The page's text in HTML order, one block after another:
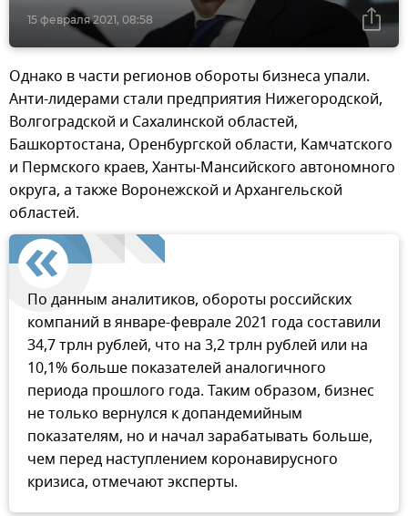
15 февраля 2021, 08:58
Однако в части регионов обороты бизнеса упали.
Анти-лидерами стали предприятия Нижегородской,
Волгоградской и Сахалинской областей,
Башкортостана, Оренбургской области, Камчатского
и Пермского краев, Ханты-Мансийского автономного
округа, а также Воронежской и Архангельской
областей.
По данным аналитиков, обороты российских
компаний в январе-феврале 2021 года составили
34,7 трлн рублей, что на 3,2 трлн рублей или на
10,1% больше показателей аналогичного
периода прошлого года. Таким образом, бизнес
не только вернулся к допандемийным
показателям, но и начал зарабатывать больше,
чем перед наступлением коронавирусного
кризиса, отмечают эксперты.